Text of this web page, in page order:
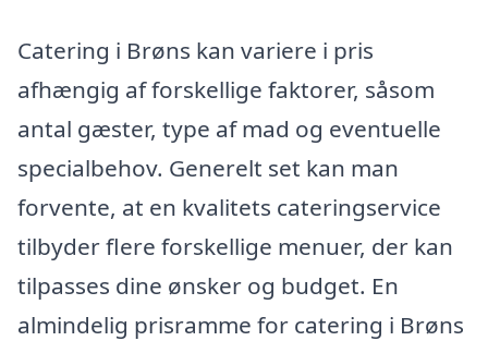
Catering i Brøns kan variere i pris
afhængig af forskellige faktorer, såsom
antal gæster, type af mad og eventuelle
specialbehov. Generelt set kan man
forvente, at en kvalitets cateringservice
tilbyder flere forskellige menuer, der kan
tilpasses dine ønsker og budget. En
almindelig prisramme for catering i Brøns